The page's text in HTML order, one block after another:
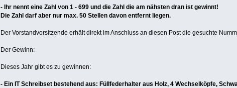
- Ihr nennt eine Zahl von 1 - 699 und die Zahl die am nähsten dran ist gewinnt!
Die Zahl darf aber nur max. 50 Stellen davon entfernt liegen.
Der Vorstandvorsitzende erhält direkt im Anschluss an diesen Post die gesuchte
Der Gewinn:
Dieses Jahr gibt es zu gewinnen:
- Ein IT Schreibset bestehend aus: Füllfederhalter aus Holz, 4 Wechselköpfe,